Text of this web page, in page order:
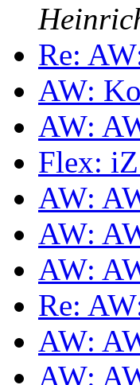
Re:
AW:
AW:
Flex:
AW:
AW:
AW:
Re:
AW:
AW: